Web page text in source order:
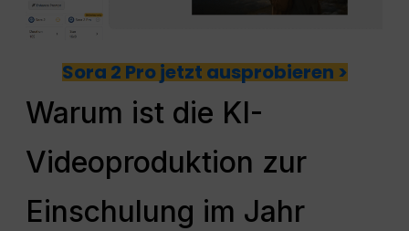
Sora 2 Pro jetzt ausprobieren >
Warum ist die KI-
Videoproduktion zur
Einschulung im Jahr